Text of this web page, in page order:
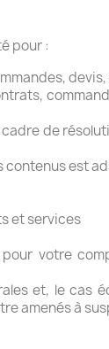
pour :
devis,
de
contenus est
et services
votre
et, le cas
amenés à